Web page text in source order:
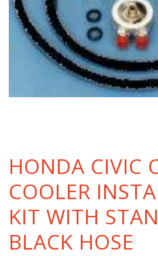
HONDA CIVIC
COOLER
KIT WITH
BLACK HOSE